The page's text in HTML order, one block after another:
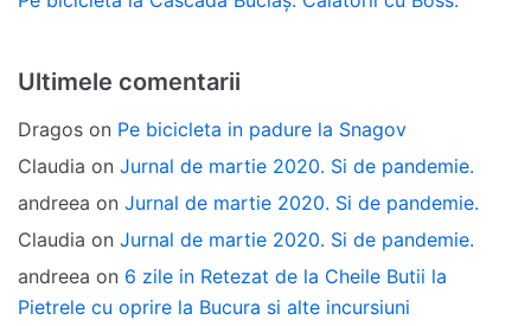
Ultimele comentarii
Dragos on Pe bicicleta in padure la Snagov
Claudia on Jurnal de martie 2020. Si de pandemie.
andreea on Jurnal de martie 2020. Si de pandemie.
Claudia on Jurnal de martie 2020. Si de pandemie.
andreea on 6 zile in Retezat de la Cheile Butii la
Pietrele cu oprire la Bucura si alte incursiuni